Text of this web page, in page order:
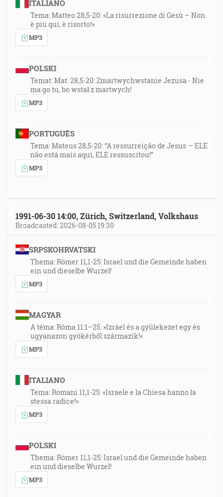
ITALIANO
Tema: Matteo 28,5-20: «La risurrezione di Gesù – Non
è più qui, è risorto!»
MP3
POLSKI
Temat: Mat. 28,5-20: Zmartwychwstanie Jezusa - Nie
ma go tu, bo wstał z martwych!
MP3
PORTUGUÊS
Tema: Mateus 28,5-20: “A ressurreição de Jesus — ELE
não está mais aqui, ELE ressuscitou!”
MP3
1991-06-30 14:00, Zürich, Switzerland, Volkshaus
Broadcasted: 2026-08-05 19:30
SRPSKOHRVATSKI
Thema: Römer 11,1-25: Israel und die Gemeinde haben
ein und dieselbe Wurzel!
MP3
MAGYAR
A téma: Róma 11:1–25: »Izráel és a gyülekezet egy és
ugyanazon gyökérből származik!«
MP3
ITALIANO
Tema: Romani 11,1-25: «Israele e la Chiesa hanno la
stessa radice!»
MP3
POLSKI
Thema: Römer 11,1-25: Israel und die Gemeinde haben
ein und dieselbe Wurzel!
MP3